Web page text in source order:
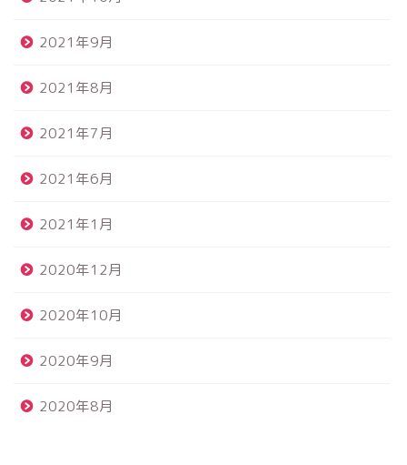
2021年9月
2021年8月
2021年7月
2021年6月
2021年1月
2020年12月
2020年10月
2020年9月
2020年8月